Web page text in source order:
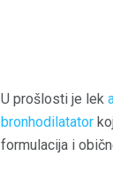
U prošlosti je lek
bronhodilatator
formulacija i